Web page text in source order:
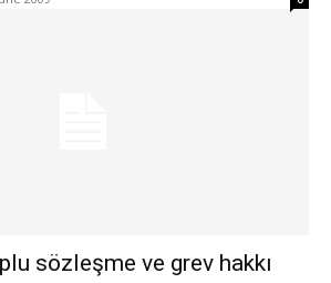
sözleşme ve grev hakkı